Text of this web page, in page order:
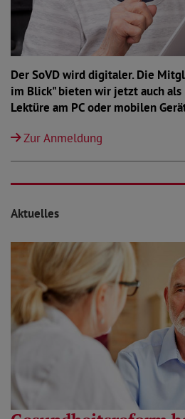
Der SoVD wird digitaler. Die
im Blick" bieten wir jetzt auch als
Lektüre am PC oder mobilen
Zur Anmeldung
Aktuelles